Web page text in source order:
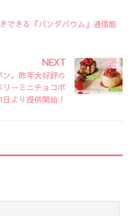
できる『パンダバウム』通信販
NEXT
。昨年大好評の
リーミニチョコボ
日より提供開始！